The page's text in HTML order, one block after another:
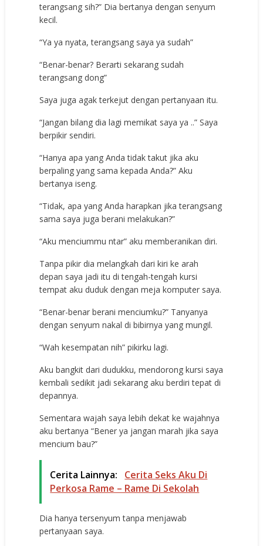
terangsang sih?” Dia bertanya dengan senyum
kecil.
“Ya ya nyata, terangsang saya ya sudah”
“Benar-benar? Berarti sekarang sudah
terangsang dong”
Saya juga agak terkejut dengan pertanyaan itu.
“Jangan bilang dia lagi memikat saya ya ..” Saya
berpikir sendiri.
“Hanya apa yang Anda tidak takut jika aku
berpaling yang sama kepada Anda?” Aku
bertanya iseng.
“Tidak, apa yang Anda harapkan jika terangsang
sama saya juga berani melakukan?”
“Aku menciummu ntar” aku memberanikan diri.
Tanpa pikir dia melangkah dari kiri ke arah
depan saya jadi itu di tengah-tengah kursi
tempat aku duduk dengan meja komputer saya.
“Benar-benar berani menciumku?” Tanyanya
dengan senyum nakal di bibirnya yang mungil.
“Wah kesempatan nih” pikirku lagi.
Aku bangkit dari dudukku, mendorong kursi saya
kembali sedikit jadi sekarang aku berdiri tepat di
depannya.
Sementara wajah saya lebih dekat ke wajahnya
aku bertanya “Bener ya jangan marah jika saya
mencium bau?”
Cerita Lainnya:
Cerita Seks Aku Di
Perkosa Rame – Rame Di Sekolah
Dia hanya tersenyum tanpa menjawab
pertanyaan saya.